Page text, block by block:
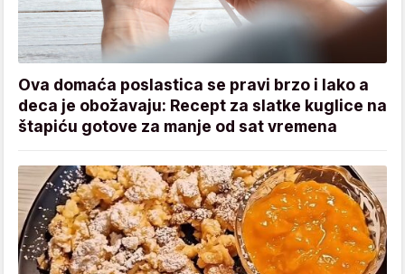
Ova domaća poslastica se pravi brzo i lako a
deca je obožavaju: Recept za slatke kuglice na
štapiću gotove za manje od sat vremena